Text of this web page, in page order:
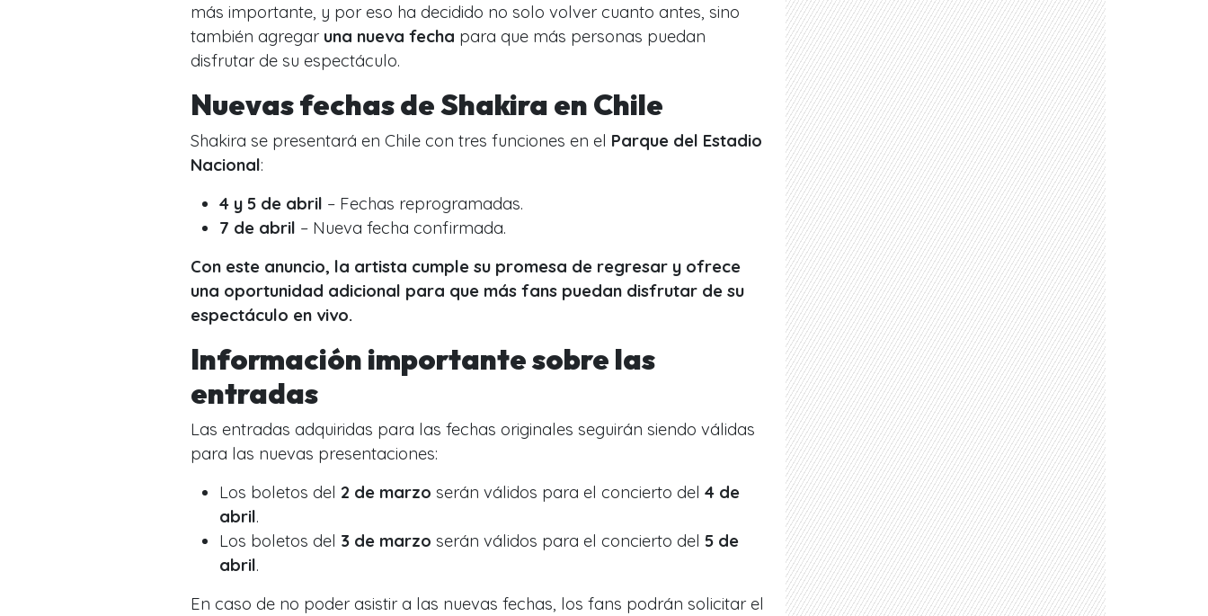
más importante, y por eso ha decidido no solo volver cuanto antes, sino
también agregar una nueva fecha para que más personas puedan
disfrutar de su espectáculo.
Nuevas fechas de Shakira en Chile
Shakira se presentará en Chile con tres funciones en el Parque del Estadio
Nacional:
4 y 5 de abril – Fechas reprogramadas.
7 de abril – Nueva fecha confirmada.
Con este anuncio, la artista cumple su promesa de regresar y ofrece
una oportunidad adicional para que más fans puedan disfrutar de su
espectáculo en vivo.
Información importante sobre las
entradas
Las entradas adquiridas para las fechas originales seguirán siendo válidas
para las nuevas presentaciones:
Los boletos del 2 de marzo serán válidos para el concierto del 4 de
abril.
Los boletos del 3 de marzo serán válidos para el concierto del 5 de
abril.
En caso de no poder asistir a las nuevas fechas, los fans podrán solicitar el